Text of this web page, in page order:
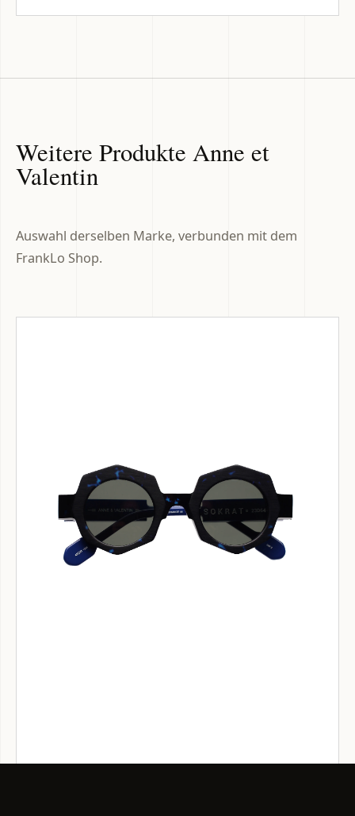
Weitere Produkte Anne et
Valentin
Auswahl derselben Marke, verbunden mit dem
FrankLo Shop.